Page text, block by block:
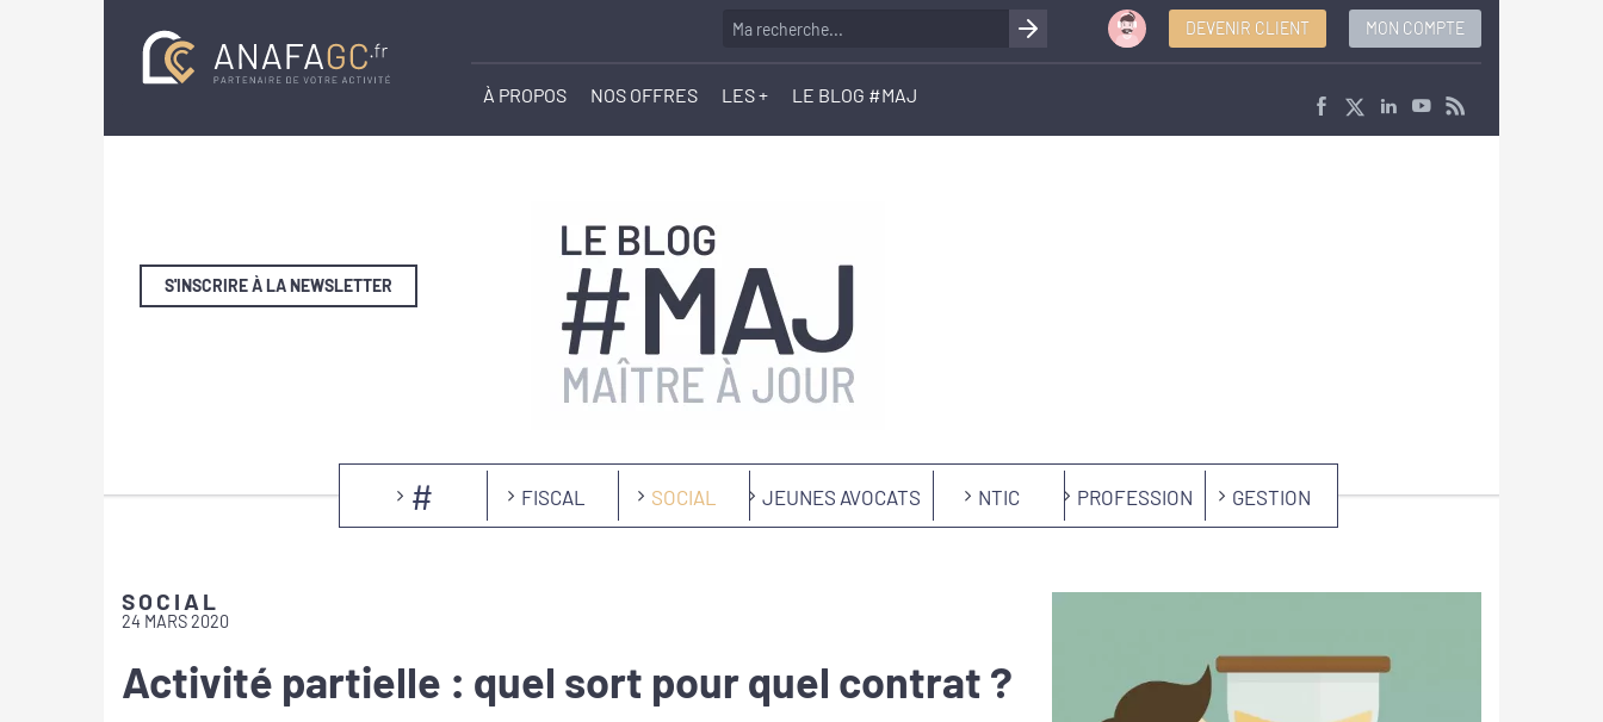
DEVENIR CLIENT MON COMPTE
À PROPOS NOS OFFRES LES + LE BLOG #MAJ
S'INSCRIRE À LA NEWSLETTER
# FISCAL SOCIAL JEUNES AVOCATS NTIC PROFESSION GESTION
SOCIAL
24 MARS 2020
Activité partielle : quel sort pour quel contrat ?